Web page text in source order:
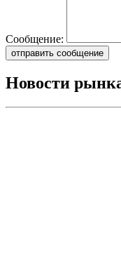
Сообщение:
отправить сообщение
Новости